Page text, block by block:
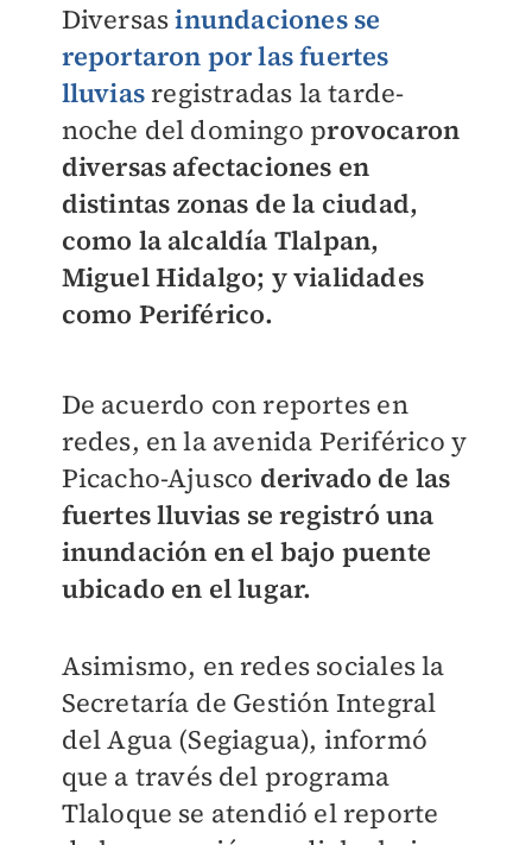
Diversasinundaciones se
reportaron por las fuertes
lluviasregistradas la tarde-
noche del domingo provocaron
diversas afectaciones en
distintas zonas de la ciudad,
como la alcaldía Tlalpan,
Miguel Hidalgo; y vialidades
como Periférico.
De acuerdo con reportes en
redes, en la avenida Periférico y
Picacho-Ajusco derivado de las
fuertes lluvias se registró una
inundación en el bajo puente
ubicado en el lugar.
Asimismo, en redes sociales la
Secretaría de Gestión Integral
del Agua (Segiagua), informó
que a través del programa
Tlaloque se atendió el reporte